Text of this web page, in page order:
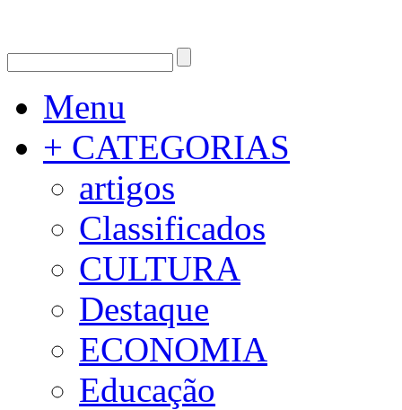
Menu
+ CATEGORIAS
artigos
Classificados
CULTURA
Destaque
ECONOMIA
Educação